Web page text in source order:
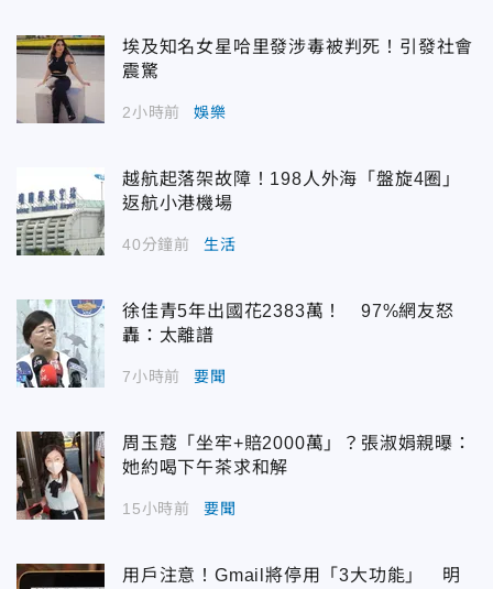
埃及知名女星哈里發涉毒被判死！引發社會
震驚
2小時前 娛樂
越航起落架故障！198人外海「盤旋4圈」
返航小港機場
40分鐘前 生活
徐佳青5年出國花2383萬！ 97%網友怒
轟：太離譜
7小時前 要聞
周玉蔻「坐牢+賠2000萬」？張淑娟親曝：
她約喝下午茶求和解
15小時前 要聞
用戶注意！Gmail將停用「3大功能」 明